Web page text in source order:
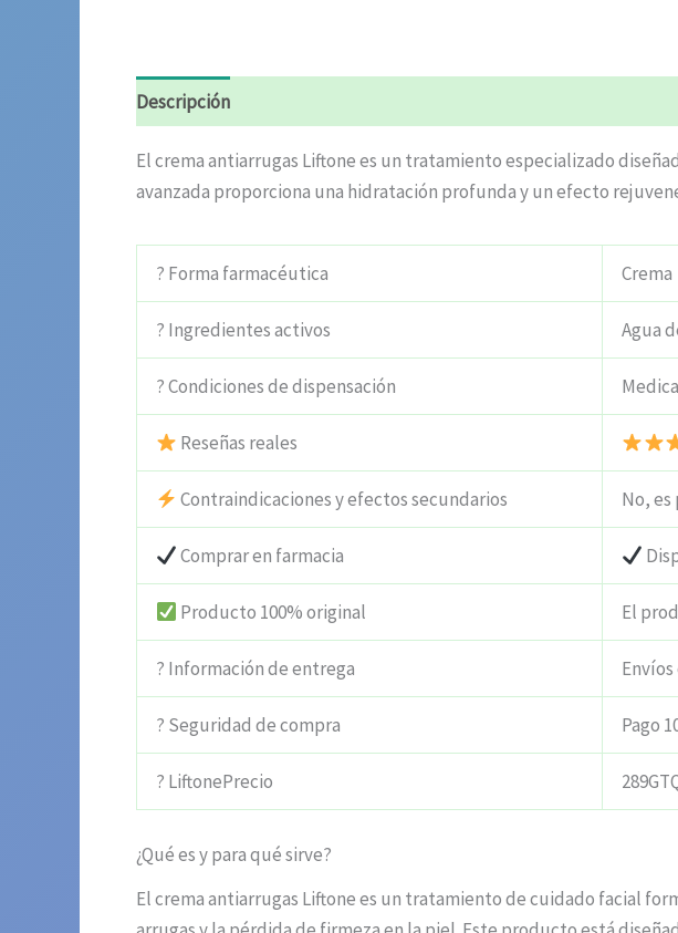
Descripción
El crema antiarrugas Liftone es un tratamiento especializado
avanzada proporciona una hidratación profunda y un efecto
? Forma farmacéutica Crema
? Ingredientes activos Agua
? Condiciones de dispensación
Reseñas reales
Contraindicaciones y efectos secundarios No,
Comprar en farmacia
Producto 100% original El
? Información de entrega
? Seguridad de compra Pago
? LiftonePrecio
¿Qué es y para qué sirve?
El crema antiarrugas Liftone es un tratamiento de cuidado facial